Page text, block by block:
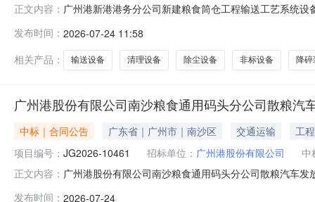
正文内容： 广州港新港港务分公司新建粮食筒仓工程输送工艺系统
914401015659972745招标单位签订人：郭勇中标单位
元招标控
发布时间： 2026-07-24 11:58
相关产品：
输送设备 清理设备 除尘设备 非标设备 降碎
广州港股份有限公司南沙粮食通用码头分公司散粮汽
中标｜合同公告 广东省｜广州市｜南沙区 交通运输
工程
项目编号： JG2026-10461 招标单位： 广州港股份有限公司
中
正文内容： 广州港股份有限公司南沙粮食通用码头分公司散粮汽车
发布时间： 2026-07-24